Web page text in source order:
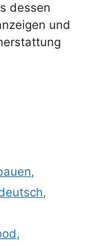
dessen
und
,
,
,